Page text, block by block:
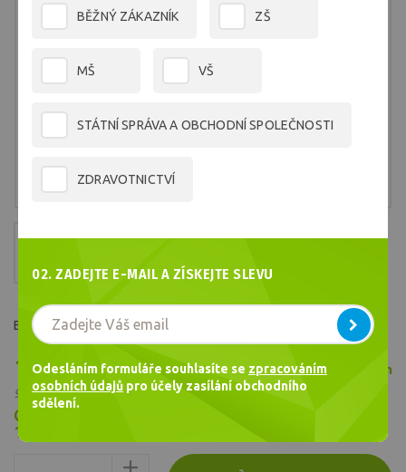
Barva č.2830
Skladem
1 152,92 Kč/ ks
952,83 Kč bez DPH
Cena celkem
1 152,92
BĚŽNÝ ZÁKAZNÍK ZŠ
MŠ VŠ
STÁTNÍ SPRÁVA A OBCHODNÍ SPOLEČNOSTI
ZDRAVOTNICTVÍ
02. ZADEJTE E-MAIL A ZÍSKEJTE SLEVU
Odesláním formuláře souhlasíte se zpracováním
osobních údajů pro účely zasílání obchodního
sdělení.